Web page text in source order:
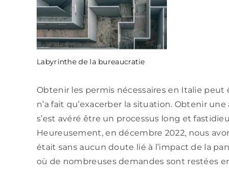
Labyrinthe de la bureaucratie
Obtenir les permis nécessaires en Italie peut
n’a fait qu’exacerber la situation. Obtenir
s’est avéré être un processus long et
Heureusement, en décembre 2022, nous
était sans aucun doute lié à l’impact de la
où de nombreuses demandes sont restées